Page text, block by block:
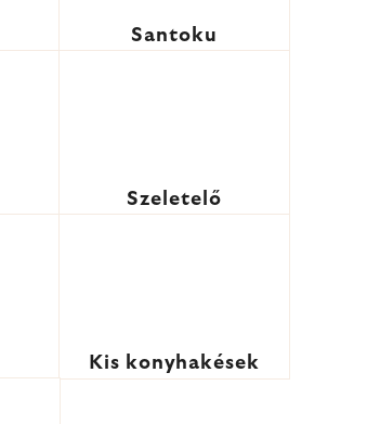
Santoku
Szeletelő
Kis konyhakések